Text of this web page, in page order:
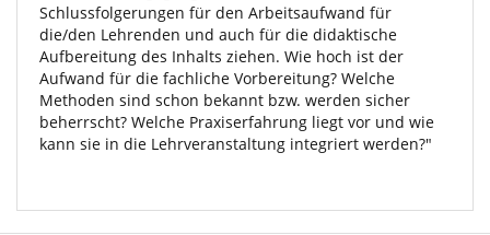
Schlussfolgerungen für den Arbeitsaufwand für
die/den Lehrenden und auch für die didaktische
Aufbereitung des Inhalts ziehen. Wie hoch ist der
Aufwand für die fachliche Vorbereitung? Welche
Methoden sind schon bekannt bzw. werden sicher
beherrscht? Welche Praxiserfahrung liegt vor und wie
kann sie in die Lehrveranstaltung integriert werden?"